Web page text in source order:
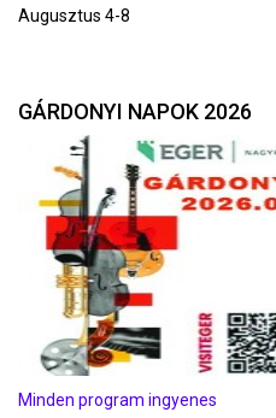
Augusztus 4-8
GÁRDONYI NAPOK 2026
Minden program ingyenes